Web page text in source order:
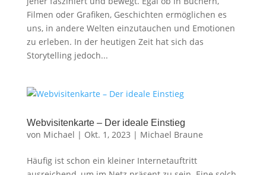
Filmen oder Grafiken, Geschichten ermöglichen es
uns, in andere Welten einzutauchen und Emotionen
zu erleben. In der heutigen Zeit hat sich das
Storytelling jedoch...
Webvisitenkarte – Der ideale Einstieg
von Michael | Okt. 1, 2023 | Michael Braune
Häufig ist schon ein kleiner Internetauftritt